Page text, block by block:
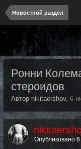
Новостной раздел
Ронни
стероидов
Автор nikitaershov, 6
Опубликовано